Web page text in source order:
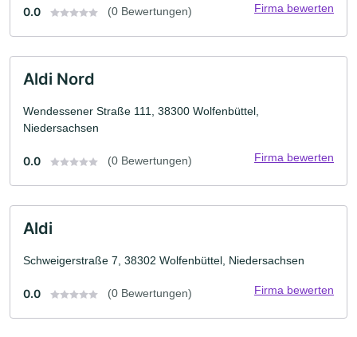
0.0 (0 Bewertungen) Firma bewerten
Aldi Nord
Wendessener Straße 111, 38300 Wolfenbüttel,
Niedersachsen
0.0 (0 Bewertungen) Firma bewerten
Aldi
Schweigerstraße 7, 38302 Wolfenbüttel, Niedersachsen
0.0 (0 Bewertungen) Firma bewerten